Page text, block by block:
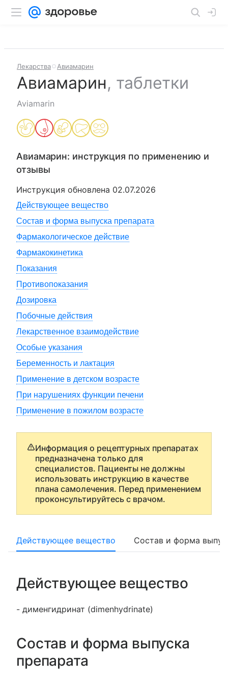
Лекарства Авиамарин
Авиамарин, таблетки
Aviamarin
Авиамарин: инструкция по применению и
отзывы
Инструкция обновлена 02.07.2026
Действующее вещество
Состав и форма выпуска препарата
Фармакологическое действие
Фармакокинетика
Показания
Противопоказания
Дозировка
Побочные действия
Лекарственное взаимодействие
Особые указания
Беременность и лактация
Применение в детском возрасте
При нарушениях функции печени
Применение в пожилом возрасте
Информация о рецептурных препаратах
предназначена только для
специалистов. Пациенты не должны
использовать инструкцию в качестве
плана самолечения. Перед применением
проконсультируйтесь с врачом.
Действующее вещество Состав и форма
Действующее вещество
- дименгидринат (dimenhydrinate)
Состав и форма выпуска
препарата